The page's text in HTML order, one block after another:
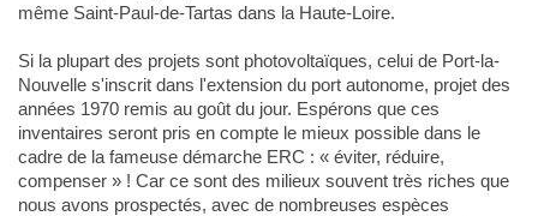
même Saint-Paul-de-Tartas dans la Haute-Loire.
Si la plupart des projets sont photovoltaïques, celui de Port-la-
Nouvelle s'inscrit dans l'extension du port autonome, projet des
années 1970 remis au goût du jour. Espérons que ces
inventaires seront pris en compte le mieux possible dans le
cadre de la fameuse démarche ERC : « éviter, réduire,
compenser » ! Car ce sont des milieux souvent très riches que
nous avons prospectés, avec de nombreuses espèces